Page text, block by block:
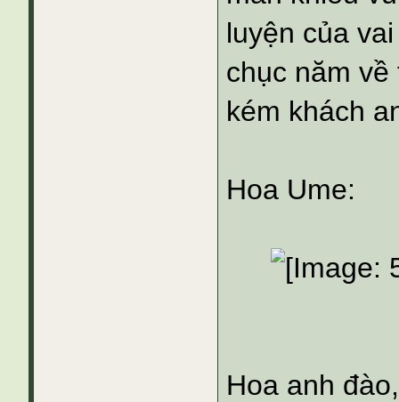
luyện của
chục năm
kém khách
Hoa Ume:
Hoa anh